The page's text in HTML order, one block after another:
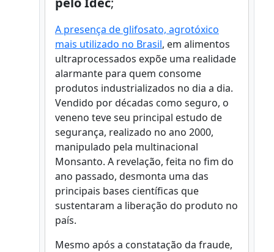
A presença de glifosato, agrotóxico
mais utilizado no Brasil, em alimentos
ultraprocessados expõe uma realidade
alarmante para quem consome
produtos industrializados no dia a dia.
Vendido por décadas como seguro, o
veneno teve seu principal estudo de
segurança, realizado no ano 2000,
manipulado pela multinacional
Monsanto. A revelação, feita no fim do
ano passado, desmonta uma das
principais bases científicas que
sustentaram a liberação do produto no
país.
Mesmo após a constatação da fraude,